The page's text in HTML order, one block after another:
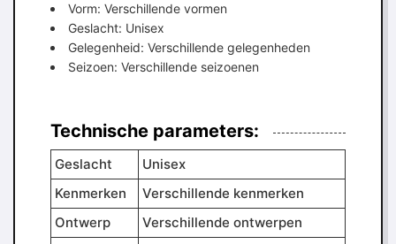
Vorm: Verschillende vormen
Geslacht: Unisex
Gelegenheid: Verschillende gelegenheden
Seizoen: Verschillende seizoenen
Technische parameters:
Geslacht
Unisex
Kenmerken
Verschillende kenmerken
Ontwerp
Verschillende ontwerpen